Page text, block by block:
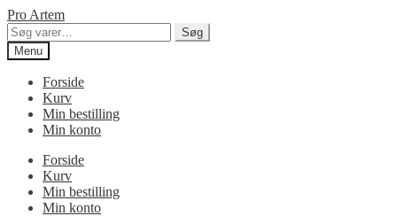
Spring
til
navigation
Spring
til
indhold
Pro Artem
Søg
efter:
Søg
Menu
Forside
Kurv
Min bestilling
Min konto
Forside
Kurv
Min bestilling
Min konto